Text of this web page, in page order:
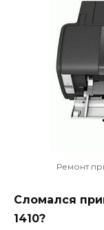
Ремонт
Сломался
1410?